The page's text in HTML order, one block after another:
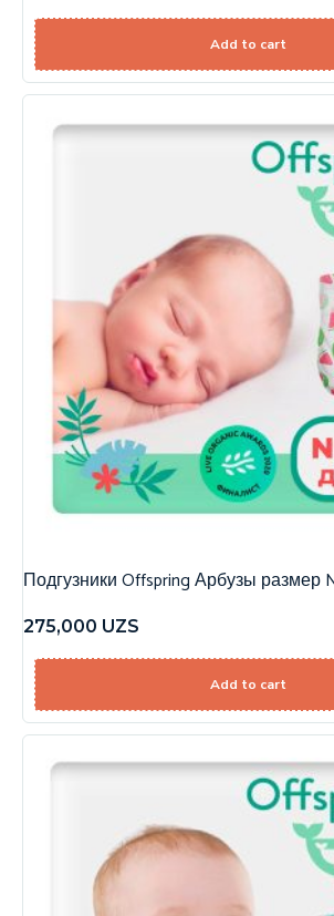
Add to cart
Подгузники Offspring Арбузы размер
275,000 UZS
Add to cart